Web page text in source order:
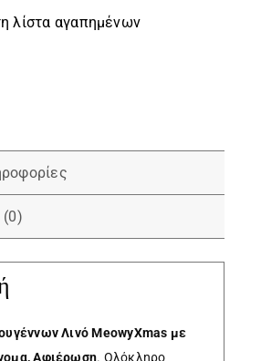
φωτογραφία
λίστα αγαπημένων
(0)
Λινό MeowyXmas με
Αφιέρωση. Ολόκληρο